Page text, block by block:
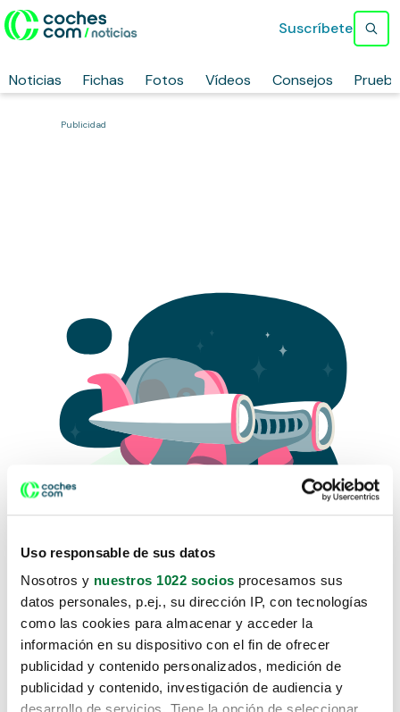
Uso responsable de sus datos
Nosotros y nuestros 1022 socios procesamos sus
datos personales, p.ej., su dirección IP, con tecnologías
como las cookies para almacenar y acceder la
información en su dispositivo con el fin de ofrecer
publicidad y contenido personalizados, medición de
publicidad y contenido, investigación de audiencia y
Noticias Fichas Fotos Vídeos Consejos
Suscríbete
Publicidad
Lo sentimos, no sabemos como
te hemos traido hasta aquí.